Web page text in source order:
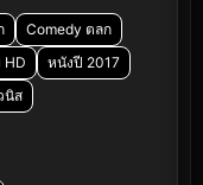
Comedy ตลก
HD
หนังปี 2017
นิส